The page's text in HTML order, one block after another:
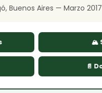
Buenos Aires — Marzo 2017
🏔
📄